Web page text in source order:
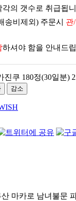
의 갯수로 취급됩
송비제외) 주문시 관
하셔야 함을 안내드
진쿠 180정(30일분)
감소
마카로 남녀불문